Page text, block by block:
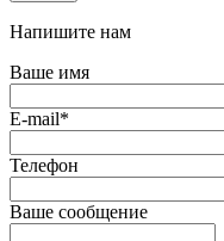
Напишите нам
Ваше имя
E-mail*
Телефон
Ваше сообщение